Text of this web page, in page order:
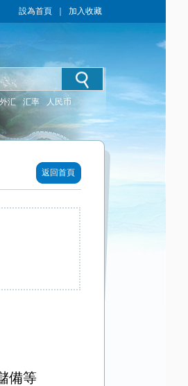
設為首頁 加入收藏
外汇 汇率 人民币
返回首頁
備等